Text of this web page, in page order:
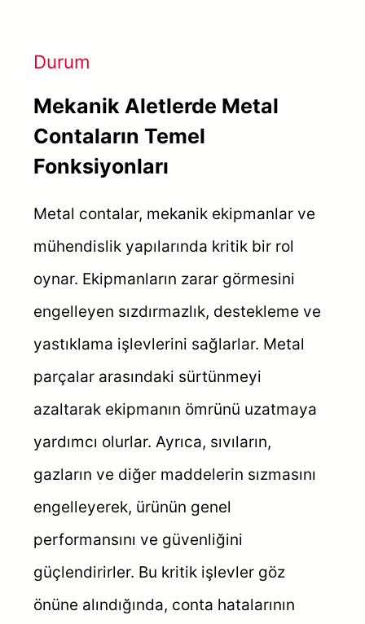
Durum
Mekanik Aletlerde Metal
Contaların Temel
Fonksiyonları
Metal contalar, mekanik ekipmanlar ve
mühendislik yapılarında kritik bir rol
oynar. Ekipmanların zarar görmesini
engelleyen sızdırmazlık, destekleme ve
yastıklama işlevlerini sağlarlar. Metal
parçalar arasındaki sürtünmeyi
azaltarak ekipmanın ömrünü uzatmaya
yardımcı olurlar. Ayrıca, sıvıların,
gazların ve diğer maddelerin sızmasını
engelleyerek, ürünün genel
performansını ve güvenliğini
güçlendirirler. Bu kritik işlevler göz
önüne alındığında, conta hatalarının